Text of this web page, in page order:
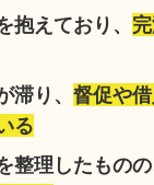
抱えており、
滞り、 督促や
る
整理したものの